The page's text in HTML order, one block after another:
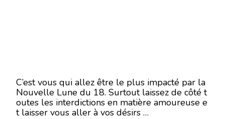
C’est vous qui allez être le plus impacté par la
Nouvelle Lune du 18. Surtout laissez de côté t
outes les interdictions en matière amoureuse e
t laisser vous aller à vos désirs …